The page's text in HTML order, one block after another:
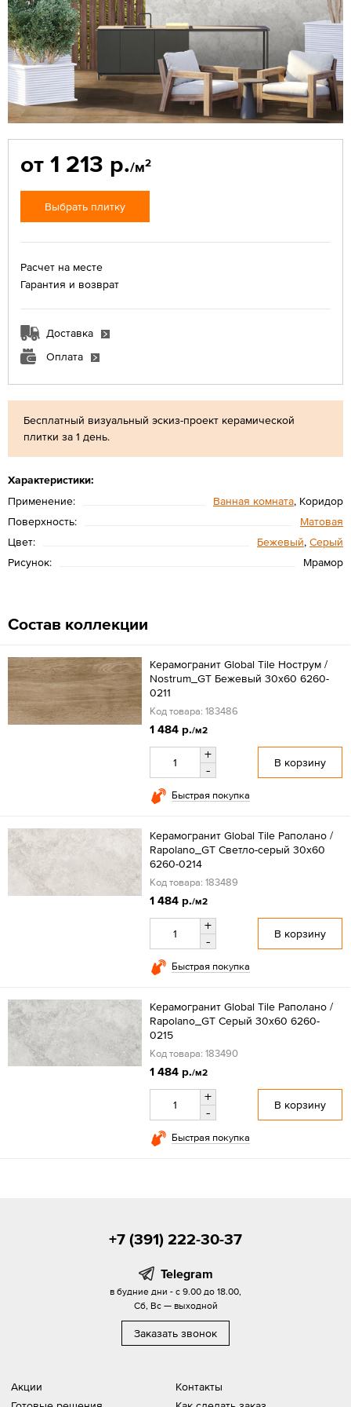
Бесплатный визуальный эскиз-проект керамической
плитки за 1 день.
Характеристики:
Применение:
Ванная комната, Коридор
Поверхность:
Матовая
Цвет:
Бежевый, Серый
Рисунок:
Мрамор
от 1 213 р./м2
Выбрать плитку
Расчет на месте
Гарантия и возврат
Доставка
Оплата
Состав коллекции
Керамогранит Global Tile Нострум /
Nostrum_GT Бежевый 30x60 6260-
0211
Код товара: 183486
1 484 р./м2
+
-
В корзину
Быстрая покупка
Керамогранит Global Tile Раполано /
Rapolano_GT Светло-серый 30x60
6260-0214
Код товара: 183489
1 484 р./м2
+
-
В корзину
Быстрая покупка
Керамогранит Global Tile Раполано /
Rapolano_GT Серый 30x60 6260-
0215
Код товара: 183490
1 484 р./м2
+
-
В корзину
Быстрая покупка
Акции
Контакты
+7 (391) 222-30-37
Telegram
в будние дни - с 9.00 до 18.00,
Сб, Вс — выходной
Заказать звонок